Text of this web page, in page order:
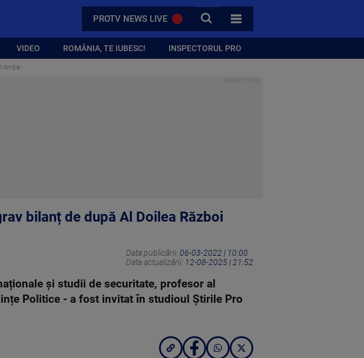
PROTV NEWS LIVE CAUTA
TOATE CATEGORIILE
VIDEO ROMÂNIA, TE IUBESC! INSPECTORUL PRO
bilanț de după Al Doilea Război
Data publicării: 06-03-2022 | 10:00
Data actualizării: 12-08-2025 | 21:52
și studii de securitate, profesor al
Politice - a fost invitat în studioul Știrile Pro